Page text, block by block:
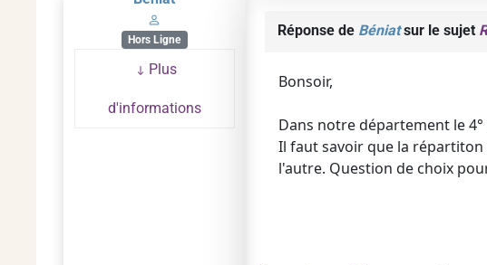
Hors Ligne
Plus
d'informations
Réponse de Béniatsur le sujet
Bonsoir,
Dans notre département le
Il faut savoir que la
l'autre. Question de choix